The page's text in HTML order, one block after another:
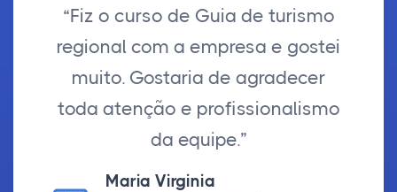
“Fiz o curso de Guia de turismo
regional com a empresa e gostei
muito. Gostaria de agradecer
toda atenção e profissionalismo
da equipe.”
Maria Virginia